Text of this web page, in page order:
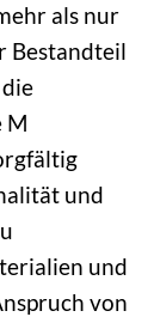
als nur
Bestandteil
M
und
und
von